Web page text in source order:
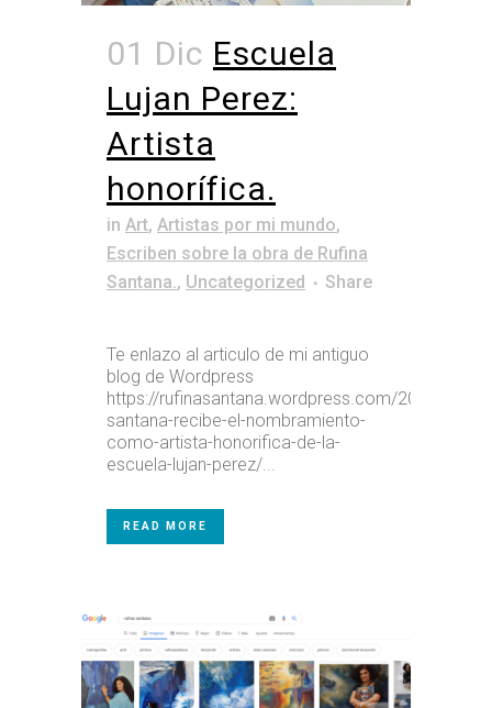
01 Dic Escuela
Lujan Perez:
Artista
honorífica.
in Art, Artistas por mi mundo,
Escriben sobre la obra de Rufina
Santana., Uncategorized Share
Te enlazo al articulo de mi antiguo
blog de Wordpress
https://rufinasantana.wordpress.com/2012/06/
santana-recibe-el-nombramiento-
como-artista-honorifica-de-la-
escuela-lujan-perez/...
READ MORE